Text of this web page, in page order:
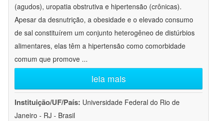
(agudos), uropatia obstrutiva e hipertensão (crônicas).
Apesar da desnutrição, a obesidade e o elevado consumo
de sal constituírem um conjunto heterogêneo de distúrbios
alimentares, elas têm a hipertensão como comorbidade
comum que promove ...
leia mais
Instituição/UF/País: Universidade Federal do Rio de
Janeiro - RJ - Brasil